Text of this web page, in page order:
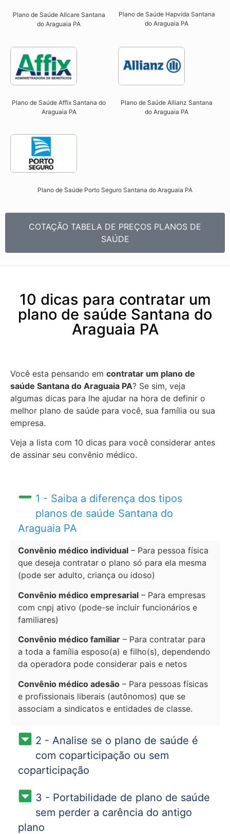
Plano de Saúde Allcare Santana
do Araguaia PA​
Plano de Saúde Hapvida Santana
do Araguaia PA​
Plano de Saúde Affix Santana do
Araguaia PA​
Plano de Saúde Allianz Santana
do Araguaia PA​
Plano de Saúde Porto Seguro Santana do Araguaia PA​
COTAÇÃO TABELA DE PREÇOS PLANOS DE
SAÚDE
10 dicas para contratar um
plano de saúde Santana do
Araguaia PA
Você esta pensando em contratar um plano de
saúde Santana do Araguaia PA? Se sim, veja
algumas dicas para lhe ajudar na hora de definir o
melhor plano de saúde para você, sua família ou sua
empresa.
Veja a lista com 10 dicas para você considerar antes
de assinar seu convênio médico.
1 - Saiba a diferença dos tipos
planos de saúde Santana do
Araguaia PA
Convênio médico individual – Para pessoa física
que deseja contratar o plano só para ela mesma
(pode ser adulto, criança ou idoso)
Convênio médico empresarial – Para empresas
com cnpj ativo (pode-se incluir funcionários e
familiares)
Convênio médico familiar – Para contratar para
a toda a família esposo(a) e filho(s), dependendo
da operadora pode considerar pais e netos
Convênio médico adesão – Para pessoas físicas
e profissionais liberais (autônomos) que se
associam a sindicatos e entidades de classe.
2 - Analise se o plano de saúde é
com coparticipação ou sem
coparticipação
3 - Portabilidade de plano de saúde
sem perder a carência do antigo
plano